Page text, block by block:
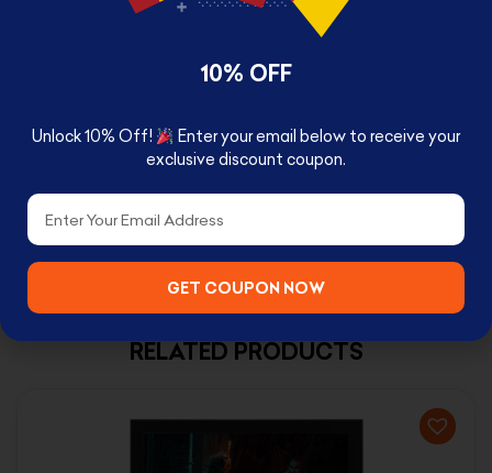
33 x 43 cm Large
RELATED PRODUCTS
10% OFF
Unlock 10% Off!
Enter your email below to receive your
exclusive discount coupon.
Email
GET COUPON NOW